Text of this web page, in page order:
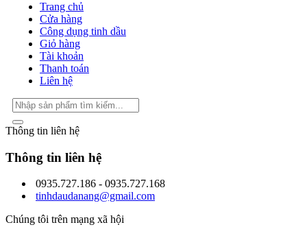
Trang chủ
Cửa hàng
Công dụng tinh dầu
Giỏ hàng
Tài khoản
Thanh toán
Liên hệ
Thông tin liên hệ
Thông tin liên hệ
0935.727.186 - 0935.727.168
tinhdaudanang@gmail.com
Chúng tôi trên mạng xã hội